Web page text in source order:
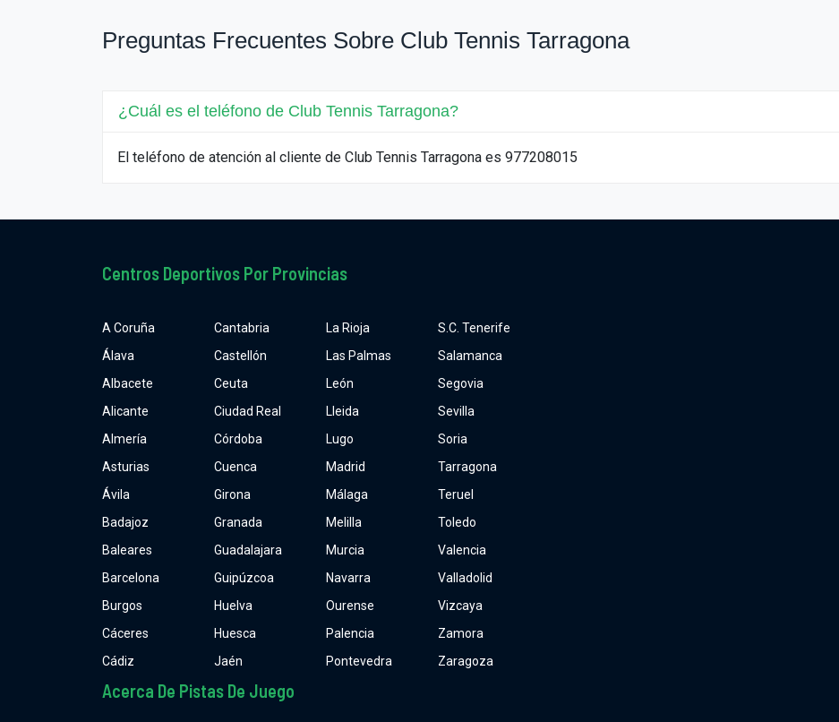
Preguntas Frecuentes Sobre Club Tennis Tarragona
¿Cuál es el teléfono de Club Tennis Tarragona?
El teléfono de atención al cliente de Club Tennis Tarragona es 977208015
Centros Deportivos Por Provincias
A Coruña
Álava
Albacete
Alicante
Almería
Asturias
Ávila
Badajoz
Baleares
Barcelona
Burgos
Cáceres
Cádiz
Cantabria
Castellón
Ceuta
Ciudad Real
Córdoba
Cuenca
Girona
Granada
Guadalajara
Guipúzcoa
Huelva
Huesca
Jaén
La Rioja
Las Palmas
León
Lleida
Lugo
Madrid
Málaga
Melilla
Murcia
Navarra
Ourense
Palencia
Pontevedra
S.C. Tenerife
Salamanca
Segovia
Sevilla
Soria
Tarragona
Teruel
Toledo
Valencia
Valladolid
Vizcaya
Zamora
Zaragoza
Acerca De Pistas De Juego